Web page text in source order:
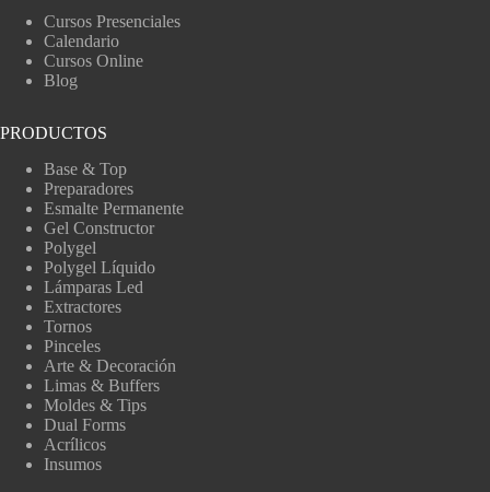
Cursos Presenciales
Calendario
Cursos Online
Blog
PRODUCTOS
Base & Top
Preparadores
Esmalte Permanente
Gel Constructor
Polygel
Polygel Líquido
Lámparas Led
Extractores
Tornos
Pinceles
Arte & Decoración
Limas & Buffers
Moldes & Tips
Dual Forms
Acrílicos
Insumos